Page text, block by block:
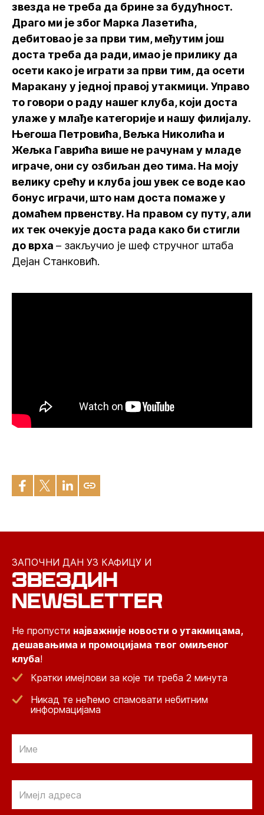
звезда не треба да брине за будућност.
Драго ми је због Марка Лазетића,
дебитовао је за први тим, међутим још
доста треба да ради, имао је прилику да
осети како је играти за први тим, да осети
Маракану у једној правој утакмици. Управо
то говори о раду нашег клуба, који доста
улаже у млађе категорије и нашу филијалу.
Његоша Петровића, Вељка Николића и
Жељка Гаврића више не рачунам у младе
играче, они су озбиљан део тима. На моју
велику срећу и клуба још увек се воде као
бонус играчи, што нам доста помаже у
домаћем првенству. На правом су путу, али
их тек очекује доста рада како би стигли
до врха – закључио је шеф стручног штаба
Дејан Станковић.
ЗАПОЧНИ ДАН УЗ КАФИЦУ И
ЗВЕЗДИН
NEWSLETTER
Не пропусти најважније новости о утакмицама,
дешавањима и промоцијама твог омиљеног
клуба!
Кратки имејлови за које ти треба 2 минута
Никад те нећемо спамовати небитним
информацијама